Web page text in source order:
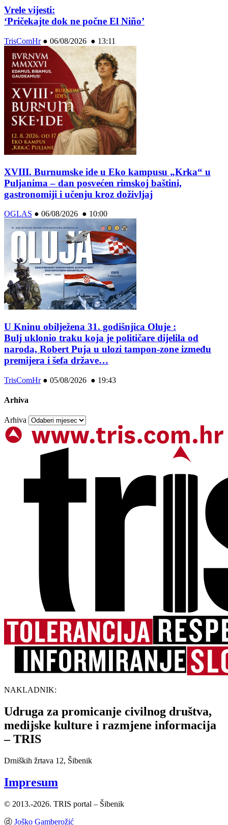
Vrele vijesti:
‘Pričekajte dok ne počne El Niño’
TrisComHr● 06/08/2026 ● 13:11
XVIII. Burnumske ide u Eko kampusu „Krka“ u
Puljanima – dan posvećen rimskoj baštini,
gastronomiji i učenju kroz doživljaj
OGLAS ● 06/08/2026 ● 10:00
U Kninu obilježena 31. godišnjica Oluje :
Bulj uklonio traku koja je političare dijelila od
naroda, Robert Puja u ulozi tampon-zone između
premijera i šefa države…
TrisComHr● 05/08/2026 ● 19:43
Arhiva
Arhiva
NAKLADNIK:
Udruga za promicanje civilnog društva,
medijske kulture i razmjene informacija
– TRIS
Drniških žrtava 12, Šibenik
Impresum
© 2013.-2026. TRIS portal – Šibenik
ⓓ Joško Gamberožić